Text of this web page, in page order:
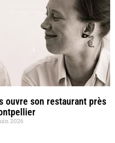
ouvre son restaurant près
2026